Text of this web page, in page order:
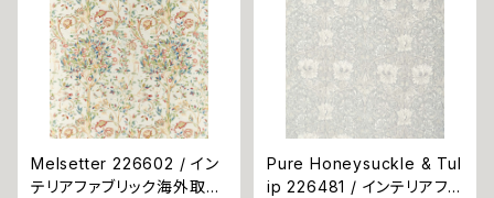
Melsetter 226602 / イン
テリアファブリック海外取り
Pure Honeysuckle & Tul
ip 226481 / インテリアファ